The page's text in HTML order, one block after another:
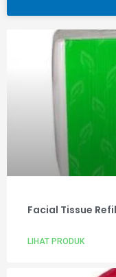
Facial Tissue
LIHAT PRODUK